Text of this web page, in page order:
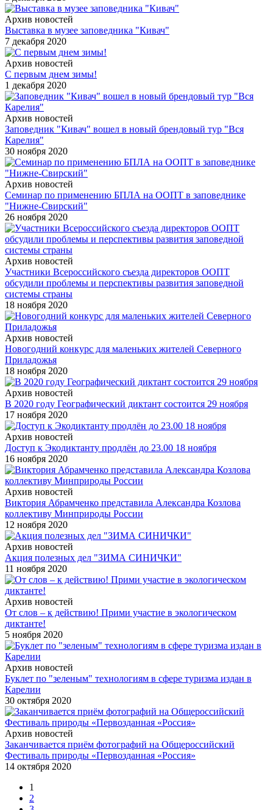
Архив новостей
Выставка в музее заповедника "Кивач"
7 декабря 2020
Архив новостей
С первым днем зимы!
1 декабря 2020
Архив новостей
Заповедник "Кивач" вошел в новый брендовый тур "Вся
Карелия"
30 ноября 2020
Архив новостей
Семинар по применению БПЛА на ООПТ в заповеднике
"Нижне-Свирский"
26 ноября 2020
Архив новостей
Участники Всероссийского съезда директоров ООПТ
обсудили проблемы и перспективы развития заповедной
системы страны
18 ноября 2020
Архив новостей
Новогодний конкурс для маленьких жителей Северного
Приладожья
18 ноября 2020
Архив новостей
В 2020 году Географический диктант состоится 29 ноября
17 ноября 2020
Архив новостей
Доступ к Экодиктанту продлён до 23.00 18 ноября
16 ноября 2020
Архив новостей
Виктория Абрамченко представила Александра Козлова
коллективу Минприроды России
12 ноября 2020
Архив новостей
Акция полезных дел "ЗИМА СИНИЧКИ"
11 ноября 2020
Архив новостей
От слов – к действию! Прими участие в экологическом
диктанте!
5 ноября 2020
Архив новостей
Буклет по "зеленым" технологиям в сфере туризма издан в
Карелии
30 октября 2020
Архив новостей
Заканчивается приём фотографий на Общероссийский
Фестиваль природы «Первозданная «Россия»
14 октября 2020
1
2